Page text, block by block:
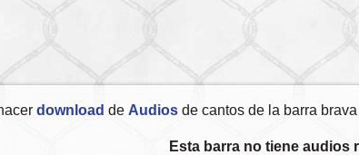
download de Audiosde cantos de la barra brava
Esta barra no tiene audios